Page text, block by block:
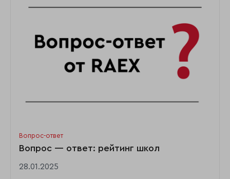
Вопрос-ответ
Вопрос — ответ: рейтинг школ
28.01.2025